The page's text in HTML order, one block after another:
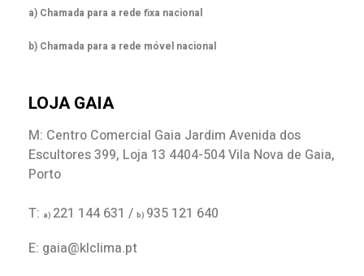
a) Chamada para a rede fixa nacional
b) Chamada para a rede móvel nacional
LOJA GAIA
M: Centro Comercial Gaia Jardim Avenida dos
Escultores 399, Loja 13 4404-504 Vila Nova de Gaia,
Porto
T: a) 221 144 631 / b) 935 121 640
E: gaia@klclima.pt